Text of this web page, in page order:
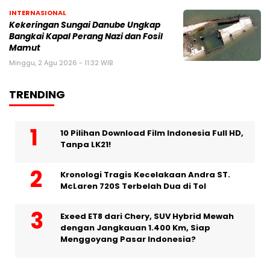
INTERNASIONAL
Kekeringan Sungai Danube Ungkap
Bangkai Kapal Perang Nazi dan Fosil
Mamut
Minggu, 2 Agu 2026 - 11:32 WIB
TRENDING
10 Pilihan Download Film Indonesia Full HD,
Tanpa LK21!
Kronologi Tragis Kecelakaan Andra ST.
McLaren 720S Terbelah Dua di Tol
Exeed ET8 dari Chery, SUV Hybrid Mewah
dengan Jangkauan 1.400 Km, Siap
Menggoyang Pasar Indonesia?